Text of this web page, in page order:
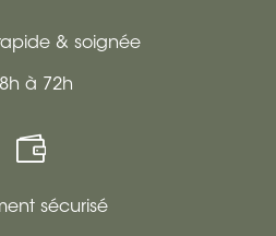
& soignée
à 72h

sécurisé